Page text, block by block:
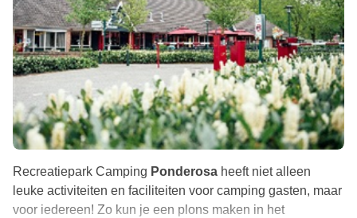
Recreatiepark Camping Ponderosa heeft niet alleen
leuke activiteiten en faciliteiten voor camping gasten, maar
voor iedereen! Zo kun je een plons maken in het